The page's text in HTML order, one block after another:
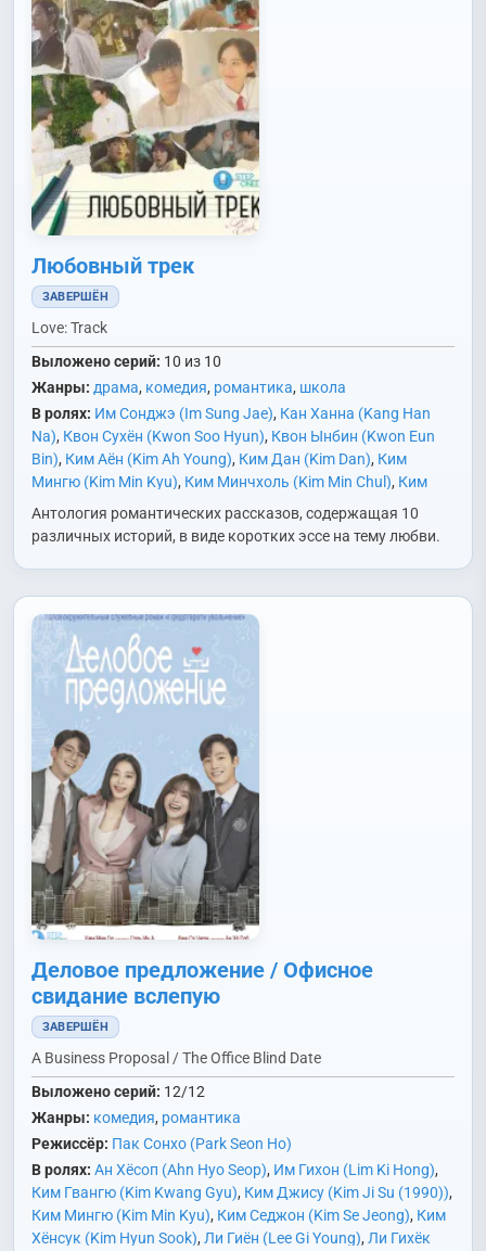
Любовный трек
ЗАВЕРШЁН
Love: Track
Выложено серий: 10 из 10
Жанры: драма, комедия, романтика, школа
В ролях: Им Сонджэ (Im Sung Jae), Кан Ханна (Kang Han
Na), Квон Сухён (Kwon Soo Hyun), Квон Ынбин (Kwon Eun
Bin), Ким Аён (Kim Ah Young), Ким Дан (Kim Dan), Ким
Мингю (Kim Min Kyu), Ким Минчхоль (Kim Min Chul), Ким
Сонён (Kim Sun Young)
Ким Юнхе
(Kim Yoon Hye)
Кон Минджон (Gong Min Jung)
Ли Джун
(Lee Joon)
Ли Донхви (Lee Dong Hwi)
Мун Донхёк (Moon
Dong Hyuk),О Донмин (Oh Dong Min),О Ури (Oh Woo Ri),Он
Сону (Ong Seong Wu),Пан Хёрин (Bang Hyo Rin),Пэ Юнгён
(Bae Yoon Kyung),Хан Джихён (Han Ji Hyun)
Ho Eun)
Чон Хеджин (Jun Hye Jin)
Hyuk)
Антология романтических рассказов, содержащая 10
различных историй, в виде коротких эссе на тему любви.
Деловое предложение / Офисное
свидание вслепую
ЗАВЕРШЁН
A Business Proposal / The Office Blind Date
Выложено серий: 12/12
Жанры: комедия, романтика
Режиссёр: Пак Сонхо (Park Seon Ho)
В ролях: Ан Хёсоп (Ahn Hyo Seop), Им Гихон (Lim Ki Hong),
Ким Гвангю (Kim Kwang Gyu), Ким Джису (Kim Ji Su (1990)),
Ким Мингю (Kim Min Kyu), Ким Седжон (Kim Se Jeong), Ким
Хёнсук (Kim Hyun Sook), Ли Гиён (Lee Gi Young), Ли Гихёк